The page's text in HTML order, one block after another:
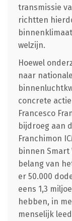
transmissie
richtten
welzijn.
Hoewel
naar
concrete
Francesco
bijdroeg aan
Franchimon
binnen Smart
belang van
er 50.000
eens 1,3
hebben, in
menselijk